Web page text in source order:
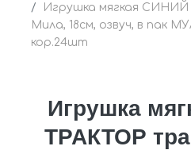
Игрушка мягкая
Мила, 18см, озвуч, в пак
кор.24шт
Игрушка
ТРАКТОР